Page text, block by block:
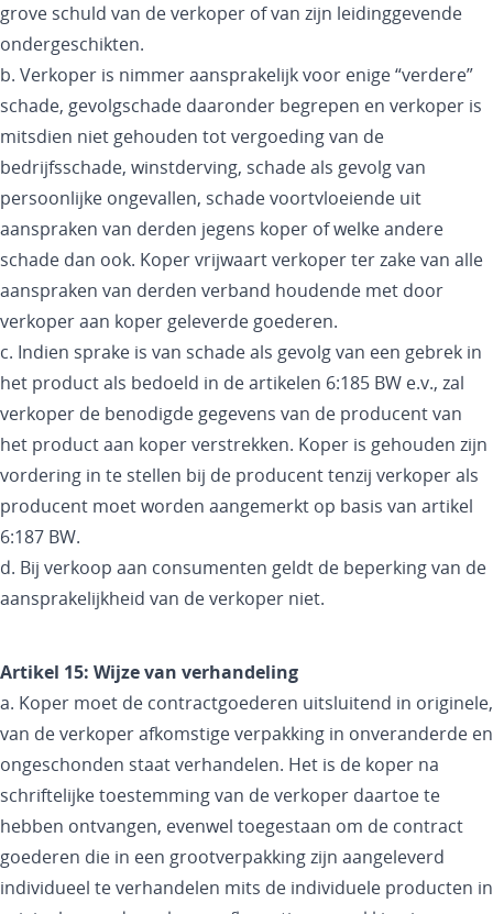
grove schuld van de verkoper of van zijn leidinggevende
ondergeschikten.
b. Verkoper is nimmer aansprakelijk voor enige “verdere”
schade, gevolgschade daaronder begrepen en verkoper is
mitsdien niet gehouden tot vergoeding van de
bedrijfsschade, winstderving, schade als gevolg van
persoonlijke ongevallen, schade voortvloeiende uit
aanspraken van derden jegens koper of welke andere
schade dan ook. Koper vrijwaart verkoper ter zake van alle
aanspraken van derden verband houdende met door
verkoper aan koper geleverde goederen.
c. Indien sprake is van schade als gevolg van een gebrek in
het product als bedoeld in de artikelen 6:185 BW e.v., zal
verkoper de benodigde gegevens van de producent van
het product aan koper verstrekken. Koper is gehouden zijn
vordering in te stellen bij de producent tenzij verkoper als
producent moet worden aangemerkt op basis van artikel
6:187 BW.
d. Bij verkoop aan consumenten geldt de beperking van de
aansprakelijkheid van de verkoper niet.
Artikel 15: Wijze van verhandeling
a. Koper moet de contractgoederen uitsluitend in originele,
van de verkoper afkomstige verpakking in onveranderde en
ongeschonden staat verhandelen. Het is de koper na
schriftelijke toestemming van de verkoper daartoe te
hebben ontvangen, evenwel toegestaan om de contract
goederen die in een grootverpakking zijn aangeleverd
individueel te verhandelen mits de individuele producten in